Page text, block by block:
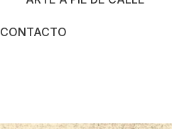
CONTACTO